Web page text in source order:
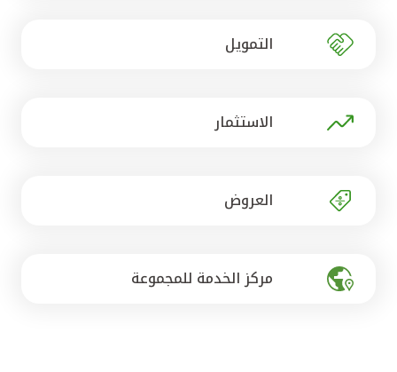
مصر
التمويل
الاستثمار
العروض
مركز الخدمة للمجموعة